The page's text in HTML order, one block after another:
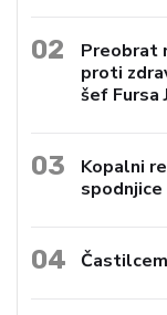
02
Preobrat
proti
šef Fursa
03
Kopalni
spodnjice
04